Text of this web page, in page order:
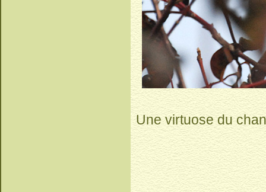
Une virtuose du